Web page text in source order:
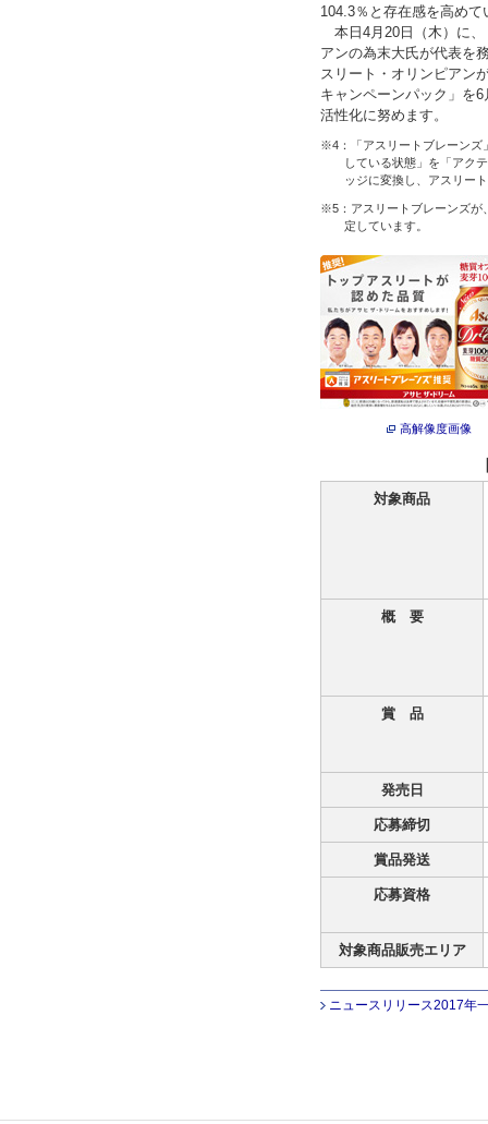
104.3％と存在感を高めて
本日4月20日（木）に、
アンの為末大氏が代表を
スリート・オリンピアン
キャンペーンパック」を
活性化に努めます。
※4：「アスリートブレーンズ
している状態」を「アク
ッジに変換し、アスリー
※5：アスリートブレーンズが
定しています。
高解像度画像
対象商品
概 要
賞 品
発売日
応募締切
賞品発送
応募資格
対象商品販売エリア
ニュースリリース2017年